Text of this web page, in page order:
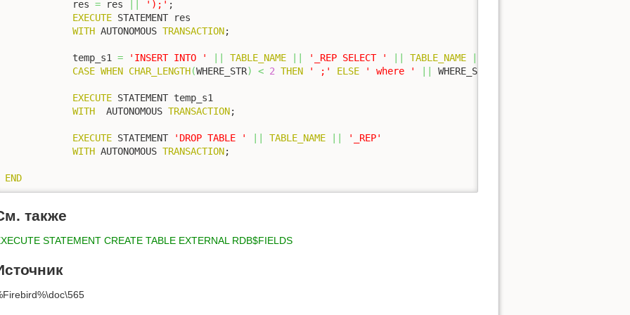
            res
= res ');' ;
EXECUTE STATEMENT res
WITH AUTONOMOUS TRANSACTION;
            temp_s1
= 'INSERT INTO ' TABLE_NAME '_REP SELECT ' TABLE_NAME
CASE WHEN CHAR_LENGTH(WHERE_STR) < 2 THEN ' ;' ELSE ' where ' WHERE_STR
EXECUTE STATEMENT temp_s1
WITH
  AUTONOMOUS
TRANSACTION;
EXECUTE STATEMENT 'DROP TABLE ' TABLE_NAME
'_REP'
WITH AUTONOMOUS TRANSACTION;
END
также
STATEMENT CREATE TABLE EXTERNAL RDB$FIELDS